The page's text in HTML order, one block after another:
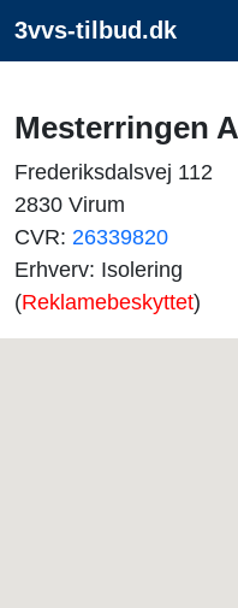
3vvs-tilbud.dk
Mesterringen
Frederiksdalsvej 112
2830 Virum
CVR: 26339820
Erhverv: Isolering
(Reklamebeskyttet)